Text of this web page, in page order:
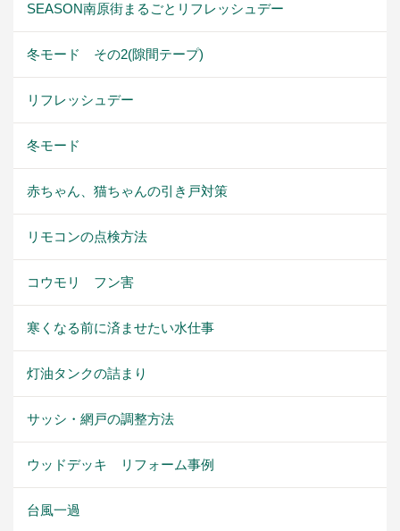
SEASON南原街まるごとリフレッシュデー
冬モード その2(隙間テープ)
リフレッシュデー
冬モード
赤ちゃん、猫ちゃんの引き戸対策
リモコンの点検方法
コウモリ フン害
寒くなる前に済ませたい水仕事
灯油タンクの詰まり
サッシ・網戸の調整方法
ウッドデッキ リフォーム事例
台風一過